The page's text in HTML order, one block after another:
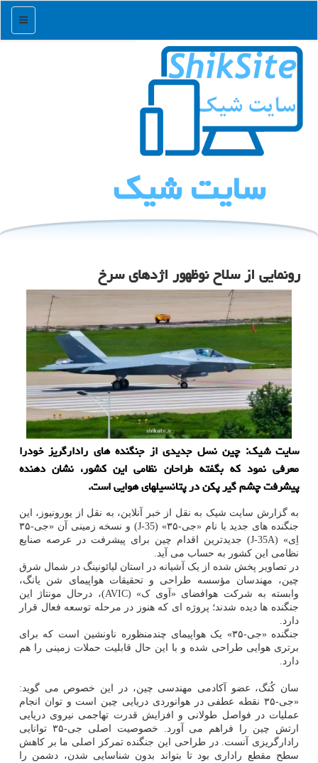
منو
سایت شیك
رونمایی از سلاح نوظهور اژدهای سرخ
سایت شیک: چین نسل جدیدی از جنگنده های رادارگریز خودرا
معرفی نمود که بگفته طراحان نظامی این کشور، نشان دهنده
پیشرفت چشم گیر پکن در پتانسیلهای هوایی است.
به گزارش سایت شیک به نقل از خبر آنلاین، به نقل از یورونیوز، این
جنگنده های جدید با نام «جی-۳۵» (J-35) و نسخه زمینی آن «جی-۳۵
اِی» (J-35A) جدیدترین اقدام چین برای پیشرفت در عرصه صنایع
نظامی این کشور به حساب می آید.
در تصاویر پخش شده از یک آشیانه در استان لیائونینگ در شمال شرق
چین، مهندسان مؤسسه طراحی و تحقیقات هواپیمای شن یانگ،
وابسته به شرکت هوافضای «آوی ک» (AVIC)، درحال مونتاژ این
جنگنده ها دیده شدند؛ پروژه ای که هنوز در مرحله توسعه فعال قرار
دارد.
جنگنده «جی-۳۵» یک هواپیمای چندمنظوره ناونشین است که برای
برتری هوایی طراحی شده و با این حال قابلیت حملات زمینی را هم
دارد.
سان کُنگ، عضو آکادمی مهندسی چین، در این خصوص می گوید:
«جی-۳۵ نقطه عطفی در هوانوردی دریایی چین است و توان انجام
عملیات در فواصل طولانی و افزایش قدرت تهاجمی نیروی دریایی
ارتش چین را فراهم می آورد. خصوصیت اصلی جی-۳۵ توانایی
رادارگریزی آنست. در طراحی این جنگنده تمرکز اصلی ما بر کاهش
سطح مقطع راداری بود تا بتواند بدون شناسایی شدن، دشمن را